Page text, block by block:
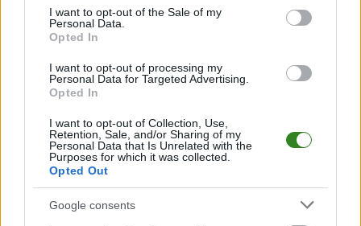
consent section.
I want to opt-out of the Sale of my
Personal Data.
Opted In
I want to opt-out of processing my
Personal Data for Targeted Advertising.
Opted In
I want to opt-out of Collection, Use,
Retention, Sale, and/or Sharing of my
Personal Data that Is Unrelated with the
Purposes for which it was collected.
Opted Out
Google consents
piłkarskichw województwie. Sprawdź nasze relacje, śledź ulubioną ligę i
bądź na bieżąco z wydarzeniami z boisk!
KS Biała Rzeszów - Rudzik Rudna Małaodbędzie się w ramach
3. kolejki - Rzeszów > Klasa B, gr. I. Spotkanie zostanie rozegrane w dniu
KS Biała Rzeszówprzystępuje do tego spotkania w roli gospodarza. Jak
drużyna radzi sobie w sezonie 2025/2026 rozgrywek Rzeszów > Klasa B,
gr. I przed własną publicznością? Na tej stronie możecie zobaczyć tabelę
uwzględniającą tylko mecze u siebie. W tabeli biorącej pod uwagę tylko
mecze wyjazdowe możecie natomiast sprawdzić jak spisuje się klub
Rudzik Rudna Mała.